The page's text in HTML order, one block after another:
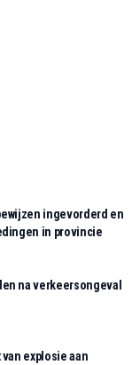
ingevorderd en
in provincie
na verkeersongeval
explosie aan